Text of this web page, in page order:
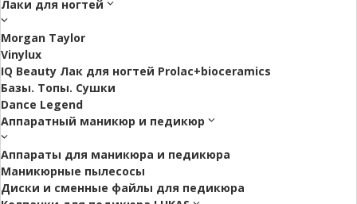
Лаки для ногтей
Morgan Taylor
Vinylux
IQ Beauty Лак для ногтей Prolac+bioceramics
Базы. Топы. Сушки
Dance Legend
Аппаратный маникюр и педикюр
Аппараты для маникюра и педикюра
Маникюрные пылесосы
Диски и сменные файлы для педикюра